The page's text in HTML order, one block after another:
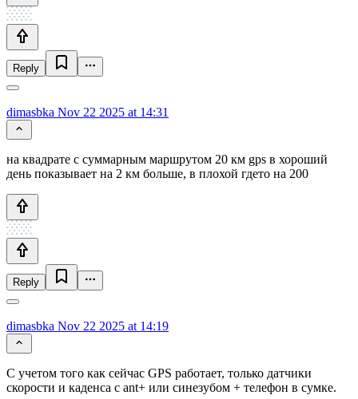
Reply
dimasbka Nov 22 2025 at 14:31
на квадрате с суммарным маршрутом 20 км gps в хороший
день показывает на 2 км больше, в плохой гдето на 200
Reply
dimasbka Nov 22 2025 at 14:19
С учетом того как сейчас GPS работает, только датчики
скорости и каденса с ant+ или синезубом + телефон в сумке.